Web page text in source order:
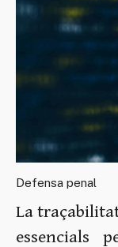
Defensa penal
La traçabilitat
essencials